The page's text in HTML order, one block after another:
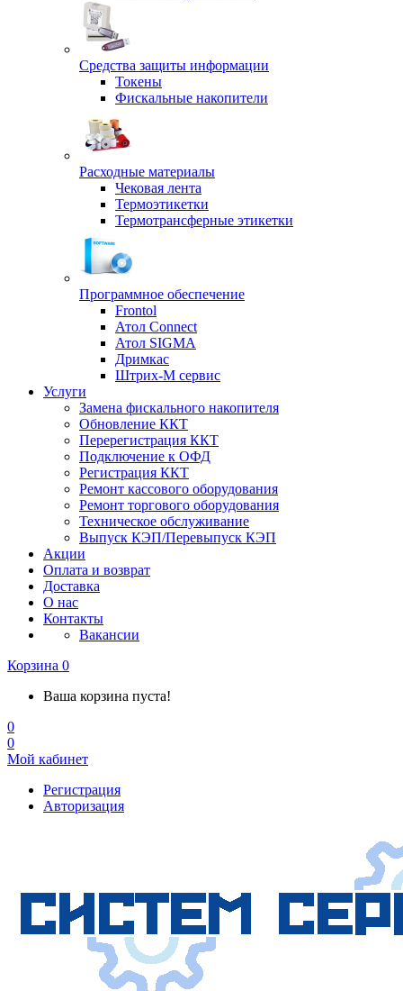
Средства защиты информации
Токены
Фискальные накопители
Расходные материалы
Чековая лента
Термоэтикетки
Термотрансферные этикетки
Программное обеспечение
Frontol
Атол Connect
Атол SIGMA
Дримкас
Штрих-М сервис
Услуги
Замена фискального накопителя
Обновление ККТ
Перерегистрация ККТ
Подключение к ОФД
Регистрация ККТ
Ремонт кассового оборудования
Ремонт торгового оборудования
Техническое обслуживание
Выпуск КЭП/Перевыпуск КЭП
Акции
Оплата и возврат
Доставка
О нас
Контакты
Вакансии
Корзина 0
Ваша корзина пуста!
0
0
Мой кабинет
Регистрация
Авторизация